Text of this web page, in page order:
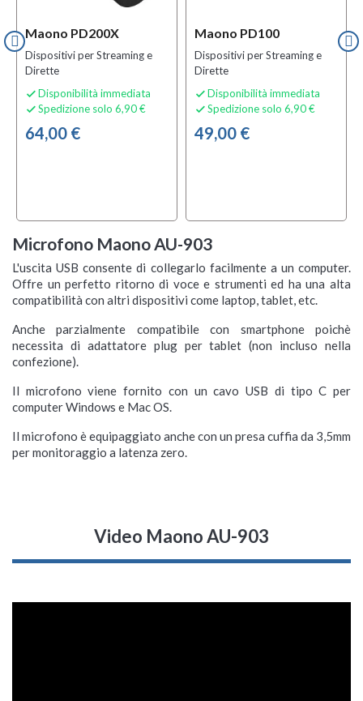
Maono PD200X
Dispositivi per Streaming e
Dirette
 Disponibilità immediata
 Spedizione solo 6,90 €
64,00 €
Maono PD100
Dispositivi per Streaming e
Dirette
 Disponibilità immediata
 Spedizione solo 6,90 €
49,00 €
Microfono Maono AU-903
L'uscita USB consente di collegarlo facilmente a un computer.
Offre un perfetto ritorno di voce e strumenti ed ha una alta
compatibilità con altri dispositivi come laptop, tablet, etc.
Anche parzialmente compatibile con smartphone poichè
necessita di adattatore plug per tablet (non incluso nella
confezione).
Il microfono viene fornito con un cavo USB di tipo C per
computer Windows e Mac OS.
Il microfono è equipaggiato anche con un presa cuffia da 3,5mm
per monitoraggio a latenza zero.
Video Maono AU-903